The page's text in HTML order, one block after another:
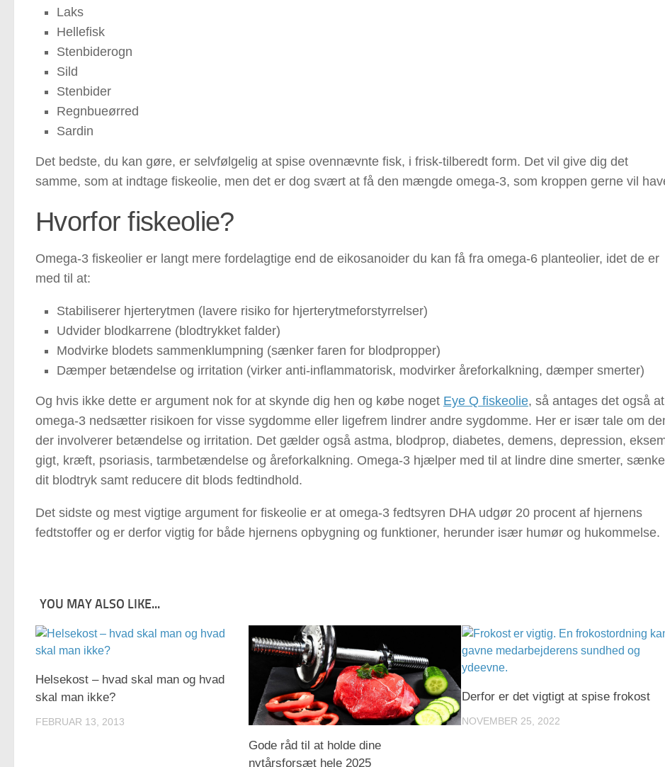
Laks
Hellefisk
Stenbiderogn
Sild
Stenbider
Regnbueørred
Sardin
Det bedste, du kan gøre, er selvfølgelig at spise ovennævnte fisk, i frisk-tilberedt form. Det vil give dig det
samme, som at indtage fiskeolie, men det er dog svært at få den mængde omega-3, som kroppen gerne vil
Hvorfor fiskeolie?
Omega-3 fiskeolier er langt mere fordelagtige end de eikosanoider du kan få fra omega-6 planteolier, idet de er
med til at:
Stabiliserer hjerterytmen (lavere risiko for hjerterytmeforstyrrelser)
Udvider blodkarrene (blodtrykket falder)
Modvirke blodets sammenklumpning (sænker faren for blodpropper)
Dæmper betændelse og irritation (virker anti-inflammatorisk, modvirker åreforkalkning, dæmper smerter)
Og hvis ikke dette er argument nok for at skynde dig hen og købe noget Eye Q fiskeolie, så antages det også at
omega-3 nedsætter risikoen for visse sygdomme eller ligefrem lindrer andre sygdomme. Her er især tale om
der involverer betændelse og irritation. Det gælder også astma, blodprop, diabetes, demens, depression,
gigt, kræft, psoriasis, tarmbetændelse og åreforkalkning. Omega-3 hjælper med til at lindre dine smerter, sænke
dit blodtryk samt reducere dit blods fedtindhold.
Det sidste og mest vigtige argument for fiskeolie er at omega-3 fedtsyren DHA udgør 20 procent af hjernens
fedtstoffer og er derfor vigtig for både hjernens opbygning og funktioner, herunder især humør og hukommelse.
YOU MAY ALSO LIKE...
Helsekost – hvad skal man og hvad
skal man ikke?
FEBRUAR 13, 2013
Gode råd til at holde dine
nytårsforsæt hele 2025
Derfor er det vigtigt at spise frokost
NOVEMBER 25, 2022